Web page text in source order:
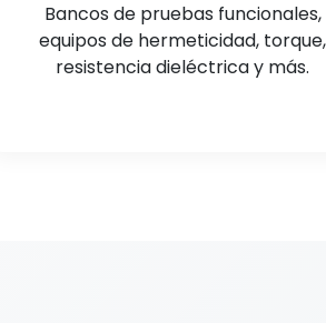
Bancos de pruebas funcionales,
equipos de hermeticidad, torque,
resistencia dieléctrica y más.